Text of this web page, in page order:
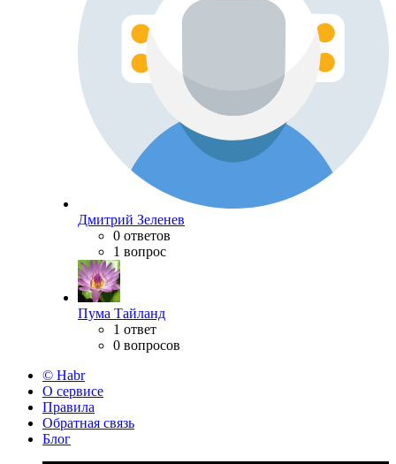
Дмитрий Зеленев
0 ответов
1 вопрос
Пума Тайланд
1 ответ
0 вопросов
© Habr
О сервисе
Правила
Обратная связь
Блог